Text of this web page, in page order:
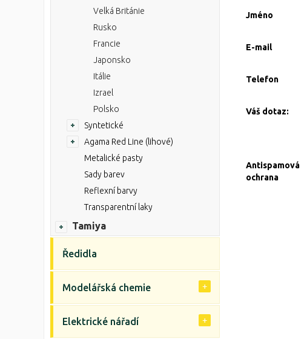
Jméno
E-mail
Telefon
Váš dotaz:
Antispamová
ochrana
Velká Británie
Rusko
Francie
Japonsko
Itálie
Izrael
Polsko
Syntetické
Agama Red Line (lihové)
Metalické pasty
Sady barev
Reflexní barvy
Transparentní laky
Tamiya
Ředidla
Modelářská chemie
Elektrické nářadí